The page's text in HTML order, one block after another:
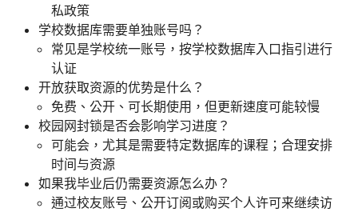
私政策
学校数据库需要单独账号吗？
常见是学校统一账号，按学校数据库入口指引进行
认证
开放获取资源的优势是什么？
免费、公开、可长期使用，但更新速度可能较慢
校园网封锁是否会影响学习进度？
可能会，尤其是需要特定数据库的课程；合理安排
时间与资源
如果我毕业后仍需要资源怎么办？
通过校友账号、公开订阅或购买个人许可来继续访